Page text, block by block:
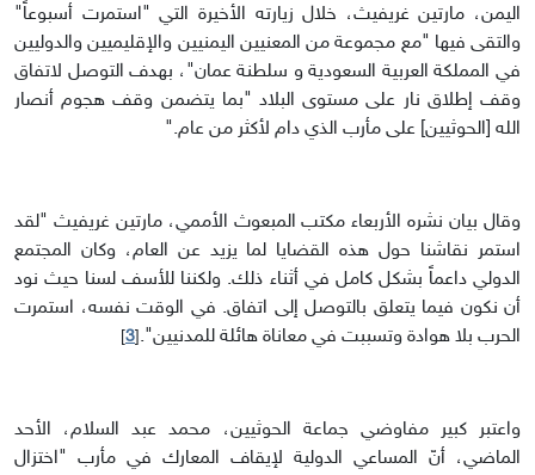
اليمن، مارتين غريفيث، خلال زيارته الأخيرة التي "استمرت أسبوعاً"
والتقى فيها "مع مجموعة من المعنيين اليمنيين والإقليميين والدوليين
في المملكة العربية السعودية و سلطنة عمان"، بهدف التوصل لاتفاق
وقف إطلاق نار على مستوى البلاد "بما يتضمن وقف هجوم أنصار
الله [الحوثيين] على مأرب الذي دام لأكثر من عام."
وقال بيان نشره الأربعاء مكتب المبعوث الأممي، مارتين غريفيث "لقد
استمر نقاشنا حول هذه القضايا لما يزيد عن العام، وكان المجتمع
الدولي داعماً بشكل كامل في أثناء ذلك. ولكننا للأسف لسنا حيث نود
أن نكون فيما يتعلق بالتوصل إلى اتفاق. في الوقت نفسه، استمرت
الحرب بلا هوادة وتسببت في معاناة هائلة للمدنيين".[
3
]
واعتبر كبير مفاوضي جماعة الحوثيين، محمد عبد السلام، الأحد
الماضي، أنّ المساعي الدولية لإيقاف المعارك في مأرب "اختزال